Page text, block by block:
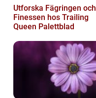
Utforska Fägringen och
Finessen hos Trailing
Queen Palettblad